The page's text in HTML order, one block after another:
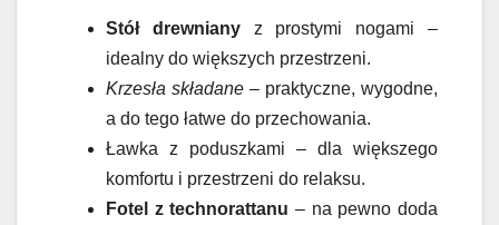
Stół drewnianyz prostymi nogami –
idealny do większych przestrzeni.
Krzesła składane – praktyczne, wygodne,
a do tego łatwe do przechowania.
Ławka z poduszkami – dla większego
komfortu i przestrzeni do relaksu.
Fotel z technorattanu – na pewno doda